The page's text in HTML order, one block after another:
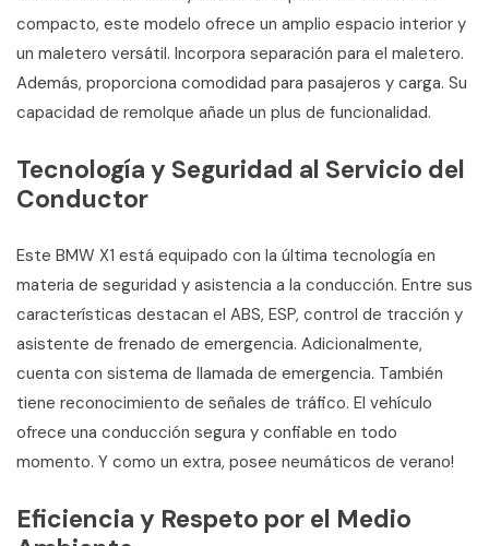
compacto, este modelo ofrece un amplio espacio interior y
un maletero versátil. Incorpora separación para el maletero.
Además, proporciona comodidad para pasajeros y carga. Su
capacidad de remolque añade un plus de funcionalidad.
Tecnología y Seguridad al Servicio del
Conductor
Este BMW X1 está equipado con la última tecnología en
materia de seguridad y asistencia a la conducción. Entre sus
características destacan el ABS, ESP, control de tracción y
asistente de frenado de emergencia. Adicionalmente,
cuenta con sistema de llamada de emergencia. También
tiene reconocimiento de señales de tráfico. El vehículo
ofrece una conducción segura y confiable en todo
momento. Y como un extra, posee neumáticos de verano!
Eficiencia y Respeto por el Medio